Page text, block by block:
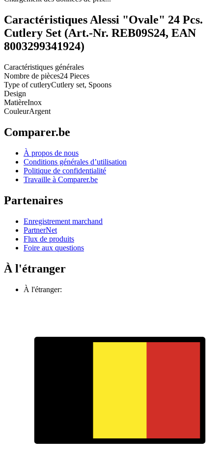
Caractéristiques Alessi "Ovale" 24 Pcs.
Cutlery Set (Art.-Nr. REB09S24, EAN
8003299341924)
Caractéristiques générales
Nombre de pièces24 Pieces
Type of cutleryCutlery set, Spoons
Design
MatièreInox
CouleurArgent
Comparer.be
À propos de nous
Conditions générales d’utilisation
Politique de confidentialité
Travaille à Comparer.be
Partenaires
Enregistrement marchand
PartnerNet
Flux de produits
Foire aux questions
À l'étranger
À l'étranger: